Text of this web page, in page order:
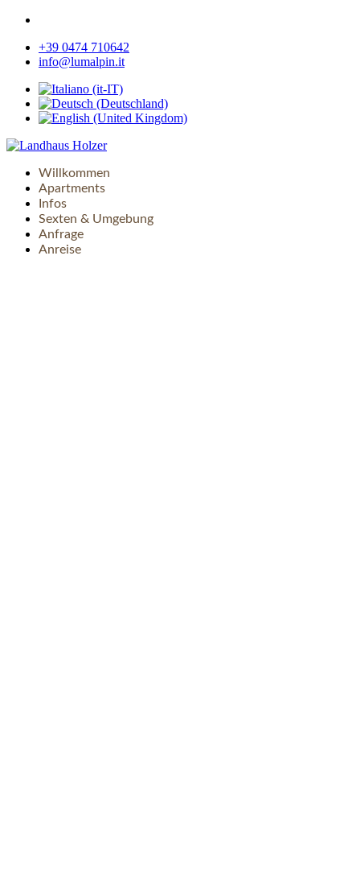
+39 0474 710642
info@lumalpin.it
Willkommen
Apartments
Infos
Sexten & Umgebung
Anfrage
Anreise